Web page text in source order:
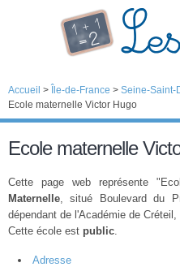
Accueil > Île-de-France > Seine-Saint-
Ecole maternelle Victor Hugo
Ecole maternelle
Cette page web représente
Maternelle, situé Boulevard du
dépendant de l'Académie de
Cette école est public.
Adresse